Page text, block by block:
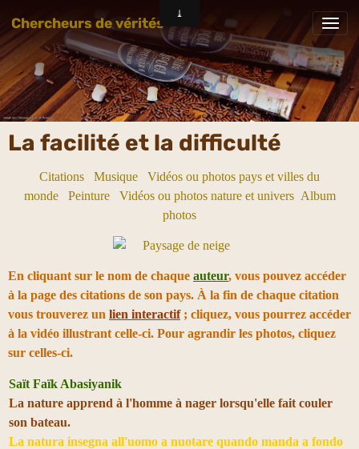
Chercheurs de vérités
La facilité et la difficulté
Citations Musique
Vidéos ou photos pays et villes du
monde
Peinture Vidéos ou photos nature et univers Album
photos
En cliquant sur le nom de chaque auteur, vous pouvez accéder
à la page des citations de son pays. À la fin de chaque citation
vous trouverez un lien interactif; cliquez, vous pourrez accéder
à la vidéo illustrant celle-ci. Pour agrandir les photos, cliquez
sur celles-ci.
Saït Faïk Abasiyanik
La nature apprend à l'homme à nager lorsqu'elle fait couler
son bateau.
La natura insegna all'uomo a nuotare quando manda a fondo